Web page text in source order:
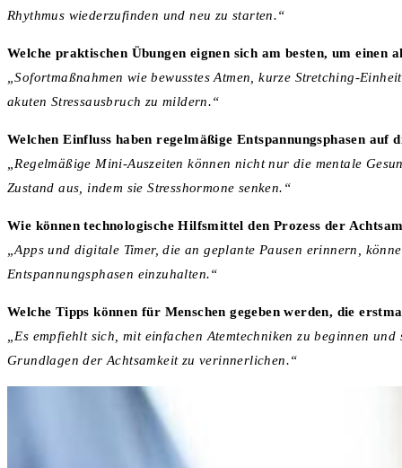
Rhythmus wiederzufinden und neu zu starten.“
Welche praktischen Übungen eignen sich am besten, um einen
„Sofortmaßnahmen wie bewusstes Atmen, kurze Stretching-
akuten Stressausbruch zu mildern.“
Welchen Einfluss haben regelmäßige Entspannungsphasen auf
„Regelmäßige Mini-Auszeiten können nicht nur die mentale
Zustand aus, indem sie Stresshormone senken.“
Wie können technologische Hilfsmittel den Prozess der
„Apps und digitale Timer, die an geplante Pausen erinnern,
Entspannungsphasen einzuhalten.“
Welche Tipps können für Menschen gegeben werden, die
„Es empfiehlt sich, mit einfachen Atemtechniken zu beginnen
Grundlagen der Achtsamkeit zu verinnerlichen.“